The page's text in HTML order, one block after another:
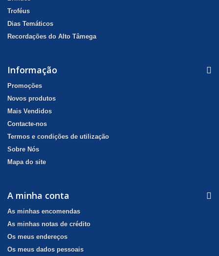
Troféus
Dias Temáticos
Recordações do Alto Tâmega
Informação
Promoções
Novos produtos
Mais Vendidos
Contacte-nos
Termos e condições de utilização
Sobre Nós
Mapa do site
A minha conta
As minhas encomendas
As minhas notas de crédito
Os meus endereços
Os meus dados pessoais